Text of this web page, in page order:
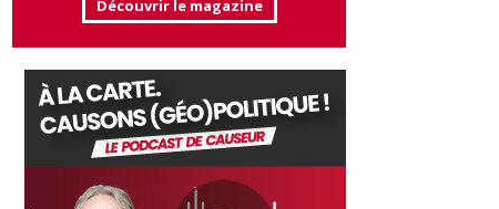
Découvrir le magazine